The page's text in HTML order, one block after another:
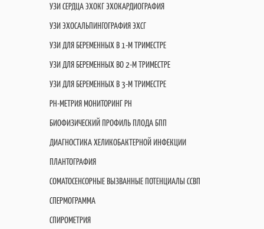
УЗИ СЕРДЦА ЭХОКГ ЭХОКАРДИОГРАФИЯ
УЗИ ЭХОСАЛЬПИНГОГРАФИЯ ЭХСГ
УЗИ ДЛЯ БЕРЕМЕННЫХ В 1-М ТРИМЕСТРЕ
УЗИ ДЛЯ БЕРЕМЕННЫХ ВО 2-М ТРИМЕСТРЕ
УЗИ ДЛЯ БЕРЕМЕННЫХ В 3-М ТРИМЕСТРЕ
PH-МЕТРИЯ МОНИТОРИНГ PH
БИОФИЗИЧЕСКИЙ ПРОФИЛЬ ПЛОДА БПП
ДИАГНОСТИКА ХЕЛИКОБАКТЕРНОЙ ИНФЕКЦИИ
ПЛАНТОГРАФИЯ
СОМАТОСЕНСОРНЫЕ ВЫЗВАННЫЕ ПОТЕНЦИАЛЫ ССВП
СПЕРМОГРАММА
СПИРОМЕТРИЯ